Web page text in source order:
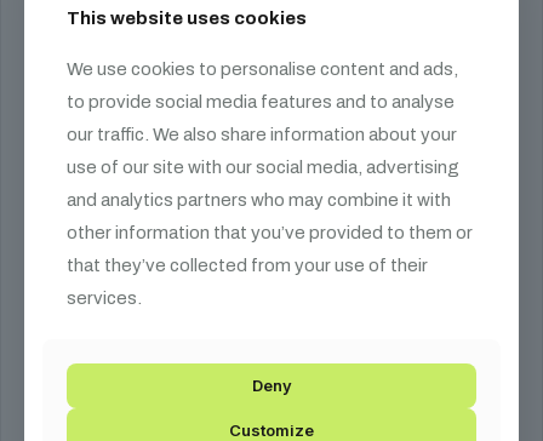
3 990Ft
This website uses cookies
We use cookies to personalise content and ads,
to provide social media features and to analyse
our traffic. We also share information about your
use of our site with our social media, advertising
and analytics partners who may combine it with
other information that you’ve provided to them or
that they’ve collected from your use of their
services.
Deny
Customize